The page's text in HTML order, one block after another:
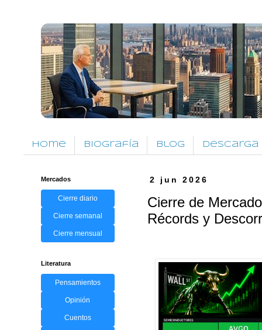
Home Biografía Blog Descarga
2 jun 2026
Cierre de
Récords y
Mercados
Cierre diario
Cierre semanal
Cierre mensual
Literatura
Pensamientos
Opinión
Cuentos